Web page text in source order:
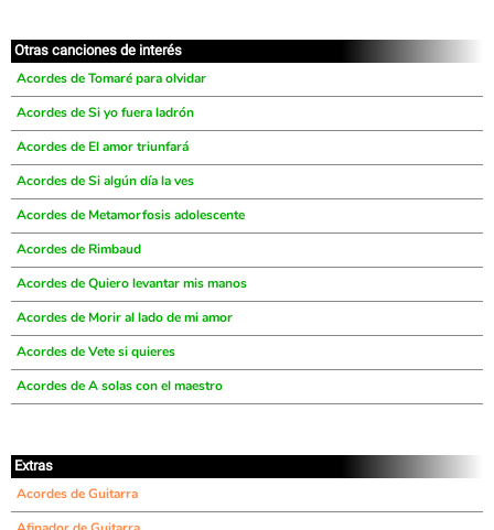
Otras canciones de interés
Acordes de Tomaré para olvidar
Acordes de Si yo fuera ladrón
Acordes de El amor triunfará
Acordes de Si algún día la ves
Acordes de Metamorfosis adolescente
Acordes de Rimbaud
Acordes de Quiero levantar mis manos
Acordes de Morir al lado de mi amor
Acordes de Vete si quieres
Acordes de A solas con el maestro
Extras
Acordes de Guitarra